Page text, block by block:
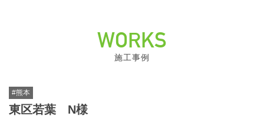
WORKS
施工事例
#熊本
東区若葉 N様